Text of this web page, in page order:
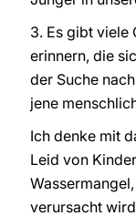
3. Es gibt viele
erinnern, die
der Suche
jene
Ich denke mit
Leid von
verursacht